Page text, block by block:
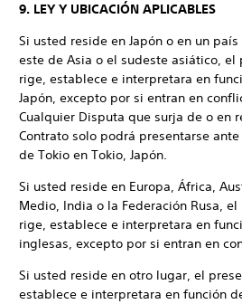
9. LEY Y UBICACIÓN APLICABLES
Si usted reside en Japón o en un
este de Asia o el sudeste asiático, el
rige, establece e interpretara en
Japón, excepto por si entran en
Cualquier Disputa que surja de o en
Contrato solo podrá presentarse
de Tokio en Tokio, Japón.
Si usted reside en Europa, África,
Medio, India o la Federación Rusa,
rige, establece e interpretara en
inglesas, excepto por si entran en
Si usted reside en otro lugar, el
establece e interpretara en función